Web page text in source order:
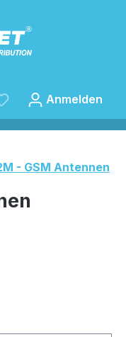
Anmelden
- GSM Antennen